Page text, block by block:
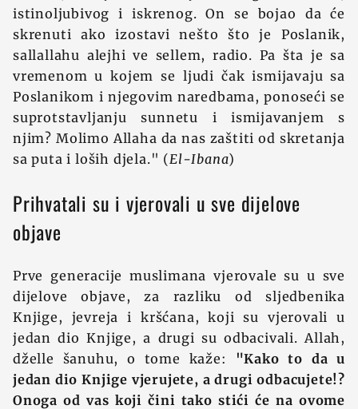
istinoljubivog i iskrenog. On se bojao da će
skrenuti ako izostavi nešto što je Poslanik,
sallallahu alejhi ve sellem, radio. Pa šta je sa
vremenom u kojem se ljudi čak ismijavaju sa
Poslanikom i njegovim naredbama, ponoseći se
suprotstavljanju sunnetu i ismijavanjem s
njim? Molimo Allaha da nas zaštiti od skretanja
sa puta i loših djela." (El-Ibana)
Prihvatali su i vjerovali u sve dijelove
objave
Prve generacije muslimana vjerovale su u sve
dijelove objave, za razliku od sljedbenika
Knjige, jevreja i kršćana, koji su vjerovali u
jedan dio Knjige, a drugi su odbacivali. Allah,
dželle šanuhu, o tome kaže: "Kako to da u
jedan dio Knjige vjerujete, a drugi odbacujete!?
Onoga od vas koji čini tako stići će na ovome